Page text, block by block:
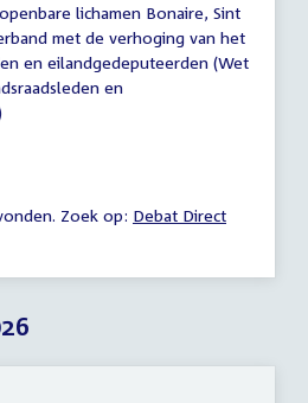
lichamen Bonaire, Sint
met de verhoging van het
en eilandgedeputeerden (Wet
en
Zoek op: External
Debat Direct